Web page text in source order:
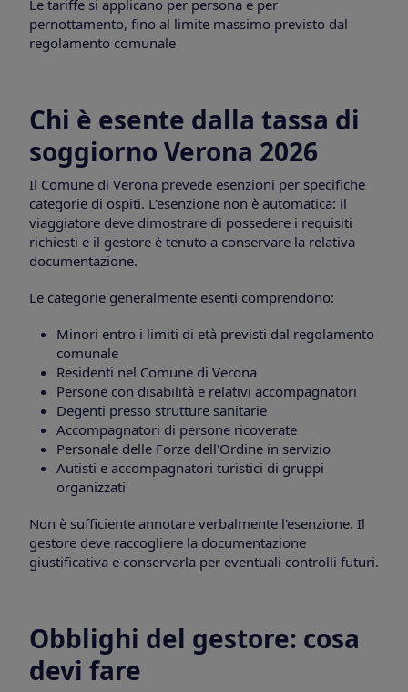
Le tariffe si applicano per persona e per
pernottamento, fino al limite massimo previsto dal
regolamento comunale
Chi è esente dalla tassa di
soggiorno Verona 2026
Il Comune di Verona prevede esenzioni per specifiche
categorie di ospiti. L'esenzione non è automatica: il
viaggiatore deve dimostrare di possedere i requisiti
richiesti e il gestore è tenuto a conservare la relativa
documentazione.
Le categorie generalmente esenti comprendono:
Minori entro i limiti di età previsti dal regolamento
comunale
Residenti nel Comune di Verona
Persone con disabilità e relativi accompagnatori
Degenti presso strutture sanitarie
Accompagnatori di persone ricoverate
Personale delle Forze dell'Ordine in servizio
Autisti e accompagnatori turistici di gruppi
organizzati
Non è sufficiente annotare verbalmente l'esenzione. Il
gestore deve raccogliere la documentazione
giustificativa e conservarla per eventuali controlli futuri.
Obblighi del gestore: cosa
devi fare